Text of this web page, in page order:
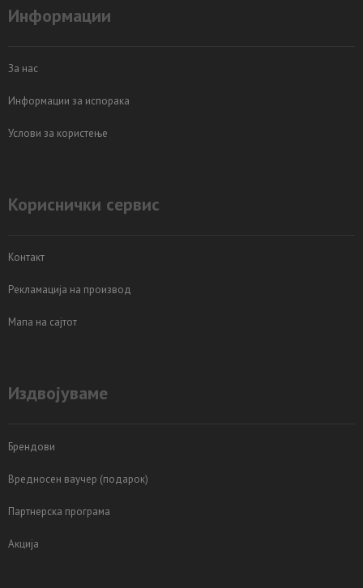
Информации
За нас
Информации за испорака
Услови за користење
Кориснички сервис
Контакт
Рекламација на производ
Мапа на сајтот
Издвојуваме
Брендови
Вредносен ваучер (подарок)
Партнерска програма
Акција